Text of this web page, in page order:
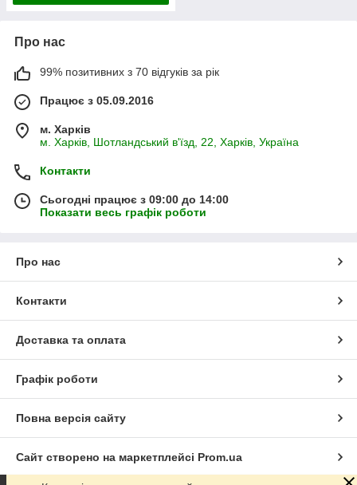
Про нас
99% позитивних з 70 відгуків за рік
Працює з 05.09.2016
м. Харків
м. Харків, Шотландський в'їзд, 22, Харків, Україна
Контакти
Сьогодні працює з 09:00 до 14:00
Показати весь графік роботи
Про нас
Контакти
Доставка та оплата
Графік роботи
Повна версія сайту
Сайт створено на маркетплейсі Prom.ua